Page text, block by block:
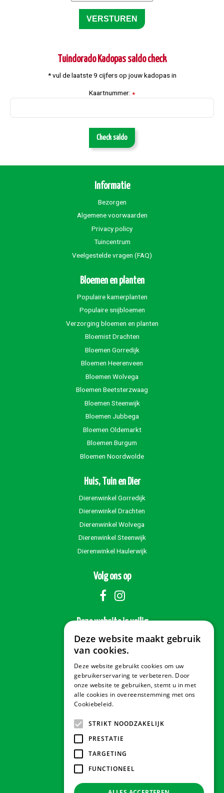
Tuindorado Kadopas saldo check
* vul de laatste 9 cijfers op jouw kadopas in
Kaartnummer: *
Check saldo
Informatie
Bezorgen
Algemene voorwaarden
Privacy policy
Tuincentrum
Veelgestelde vragen (FAQ)
Bloemen en planten
Populaire kamerplanten
Populaire snijbloemen
Verzorging bloemen en planten
Bloemist Drachten
Bloemen Gorredijk
Bloemen Heerenveen
Bloemen Wolvega
Bloemen Beetsterzwaag
Bloemen Steenwijk
Bloemen Jubbega
Bloemen Oldemarkt
Bloemen Burgum
Bloemen Noordwolde
Huis, Tuin en Dier
Dierenwinkel Gorredijk
Dierenwinkel Drachten
Dierenwinkel Wolvega
Dierenwinkel Steenwijk
Dierenwinkel Haulerwijk
Volg ons op
Deze website is veilig
Veilig betalen
Contact & Openingstijden
Tuindorado Gorredijk
Deze website maakt gebruik
van cookies.
Deze website gebruikt cookies om uw
gebruikerservaring te verbeteren. Door
onze website te gebruiken, stemt u in met
alle cookies in overeenstemming met ons
Cookiebeleid.
STRIKT NOODZAKELIJK
PRESTATIE
TARGETING
FUNCTIONEEL